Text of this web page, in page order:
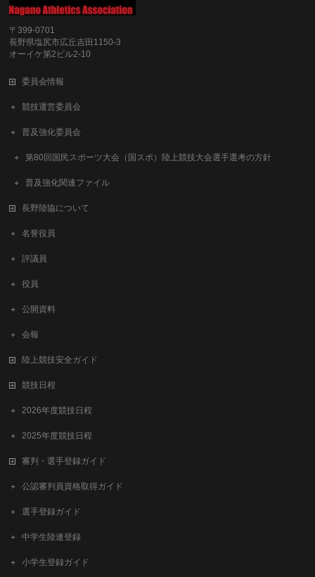
〒399-0701
長野県塩尻市広丘吉田1150-3
オーイケ第2ビル2-10
委員会情報
競技運営委員会
普及強化委員会
第80回国民スポーツ大会（国スポ）陸上競技大会選手選考の方針
普及強化関連ファイル
長野陸協について
名誉役員
評議員
役員
公開資料
会報
陸上競技安全ガイド
競技日程
2026年度競技日程
2025年度競技日程
審判・選手登録ガイド
公認審判員資格取得ガイド
選手登録ガイド
中学生陸連登録
小学生登録ガイド